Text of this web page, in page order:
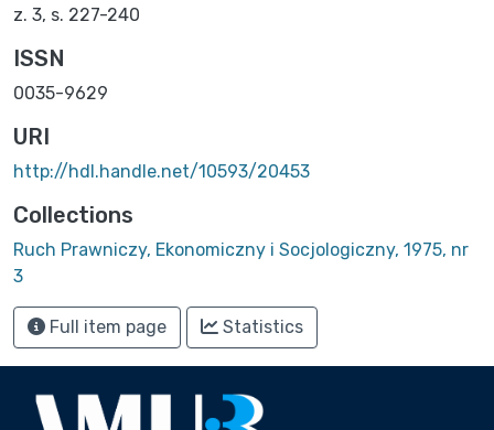
z. 3, s. 227-240
ISSN
0035-9629
URI
http://hdl.handle.net/10593/20453
Collections
Ruch Prawniczy, Ekonomiczny i Socjologiczny, 1975, nr
3
Full item page Statistics